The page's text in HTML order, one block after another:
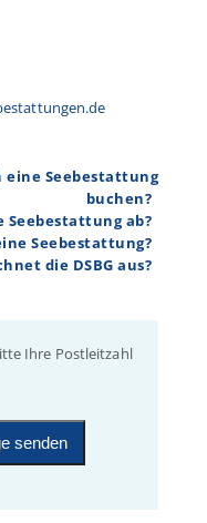
eine Seebestattung
buchen?
Seebestattung ab?
Seebestattung?
die DSBG aus?
Ihre Postleitzahl